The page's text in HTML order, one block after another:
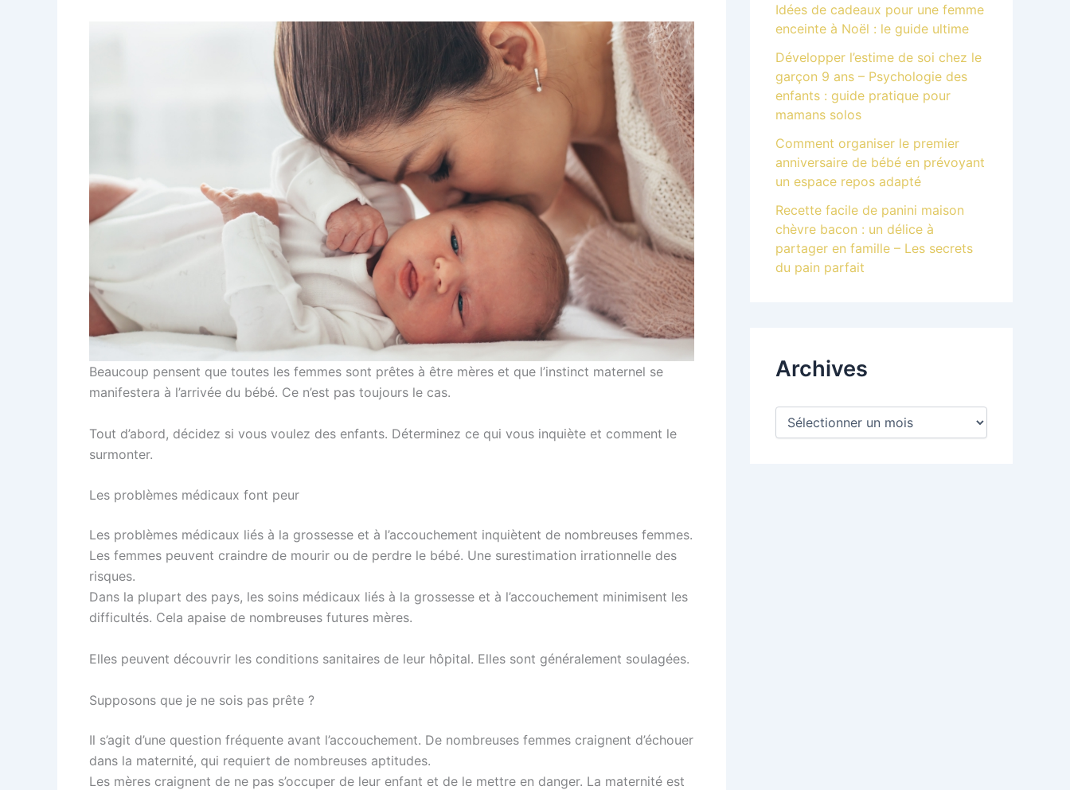
Beaucoup pensent que toutes les femmes sont prêtes à être mères et que l’instinct maternel se
manifestera à l’arrivée du bébé. Ce n’est pas toujours le cas.
Tout d’abord, décidez si vous voulez des enfants. Déterminez ce qui vous inquiète et comment le
surmonter.
Les problèmes médicaux font peur
Les problèmes médicaux liés à la grossesse et à l’accouchement inquiètent de nombreuses femmes.
Les femmes peuvent craindre de mourir ou de perdre le bébé. Une surestimation irrationnelle des
risques.
Dans la plupart des pays, les soins médicaux liés à la grossesse et à l’accouchement minimisent les
difficultés. Cela apaise de nombreuses futures mères.
Elles peuvent découvrir les conditions sanitaires de leur hôpital. Elles sont généralement soulagées.
Supposons que je ne sois pas prête ?
Il s’agit d’une question fréquente avant l’accouchement. De nombreuses femmes craignent d’échouer
dans la maternité, qui requiert de nombreuses aptitudes.
Les mères craignent de ne pas s’occuper de leur enfant et de le mettre en danger. La maternité est
Idées de cadeaux pour une femme
enceinte à Noël : le guide ultime
Développer l’estime de soi chez le
garçon 9 ans – Psychologie des
enfants : guide pratique pour
mamans solos
Comment organiser le premier
anniversaire de bébé en prévoyant
un espace repos adapté
Recette facile de panini maison
chèvre bacon : un délice à
partager en famille – Les secrets
du pain parfait
Archives
A